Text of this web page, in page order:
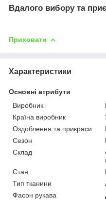
Вдалого вибору та
Приховати
Характеристики
Основні атрибути
Виробник
Країна виробник
Оздоблення та прикраси
Сезон
Склад
Стан
Тип тканини
Фасон рукава